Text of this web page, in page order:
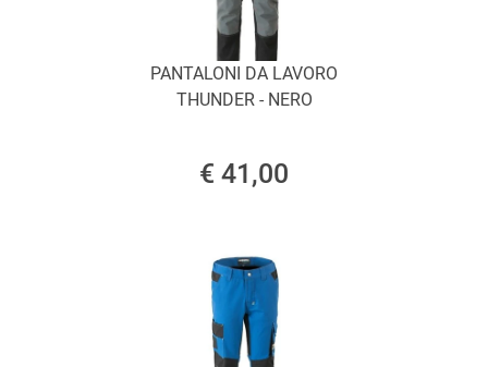
PANTALONI DA LAVORO
THUNDER - NERO
€ 41,00